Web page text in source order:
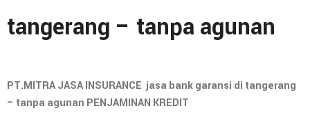
tangerang – tanpa agunan
PT.MITRA JASA INSURANCE jasa bank garansi di tangerang
– tanpa agunan PENJAMINAN KREDIT